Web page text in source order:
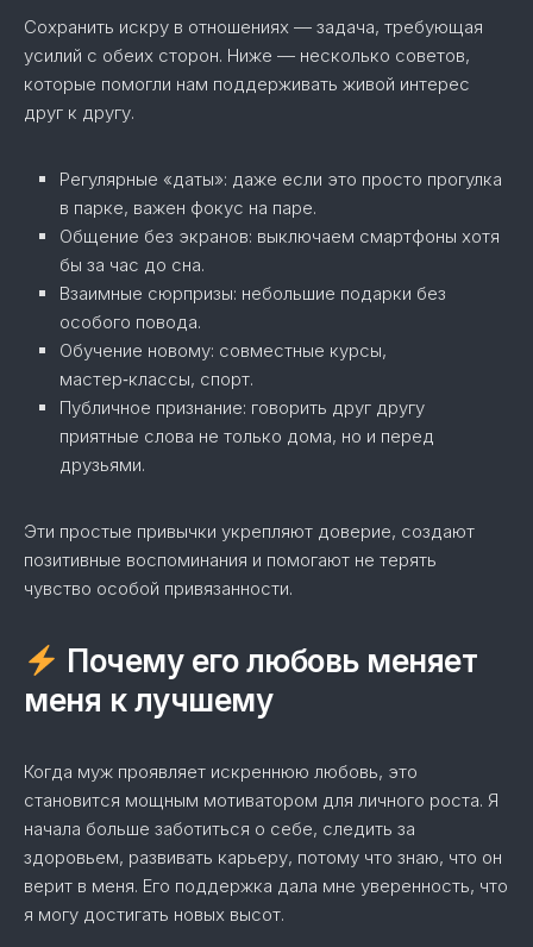
Сохранить искру в отношениях — задача, требующая
усилий с обеих сторон. Ниже — несколько советов,
которые помогли нам поддерживать живой интерес
друг к другу.
Регулярные «даты»: даже если это просто прогулка
в парке, важен фокус на паре.
Общение без экранов: выключаем смартфоны хотя
бы за час до сна.
Взаимные сюрпризы: небольшие подарки без
особого повода.
Обучение новому: совместные курсы,
мастер‑классы, спорт.
Публичное признание: говорить друг другу
приятные слова не только дома, но и перед
друзьями.
Эти простые привычки укрепляют доверие, создают
позитивные воспоминания и помогают не терять
чувство особой привязанности.
Почему его любовь меняет
меня к лучшему
Когда муж проявляет искреннюю любовь, это
становится мощным мотиватором для личного роста. Я
начала больше заботиться о себе, следить за
здоровьем, развивать карьеру, потому что знаю, что он
верит в меня. Его поддержка дала мне уверенность, что
я могу достигать новых высот.